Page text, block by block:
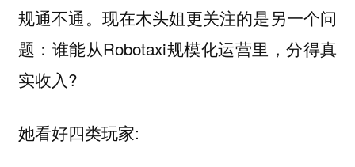
规通不通。现在木头姐更关注的是另一个问
题：谁能从Robotaxi规模化运营里，分得真
实收入?
她看好四类玩家: